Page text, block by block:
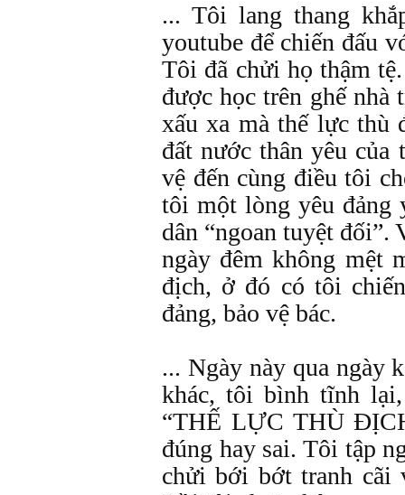
... Tôi lang thang
youtube để chiến đấu
Tôi đã chửi họ thậm
được học trên ghế
xấu xa mà thế lực thù
đất nước thân yêu
vệ đến cùng điều tôi
tôi một lòng yêu đảng
dân “ngoan tuyệt đối”.
ngày đêm không mệt
địch, ở đó có tôi
đảng, bảo vệ bác.
... Ngày này qua ngày
khác, tôi bình tĩnh
“THẾ LỰC THÙ
đúng hay sai. Tôi tập
chửi bới bớt tranh